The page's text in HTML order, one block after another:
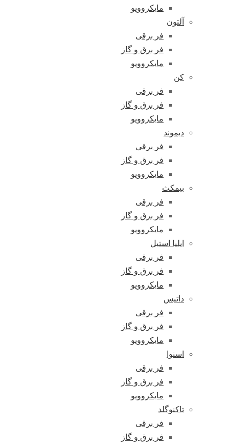
مایکروویو
آلتون
فر برقی
فر برق و گاز
مایکروویو
کن
فر برقی
فر برق و گاز
مایکروویو
دیموند
فر برقی
فر برق و گاز
مایکروویو
بیمکث
فر برقی
فر برق و گاز
مایکروویو
ایلیا استیل
فر برقی
فر برق و گاز
مایکروویو
داتیس
فر برقی
فر برق و گاز
مایکروویو
اسنوا
فر برقی
فر برق و گاز
مایکروویو
تاکنوگلد
فر برقی
فر برق و گاز